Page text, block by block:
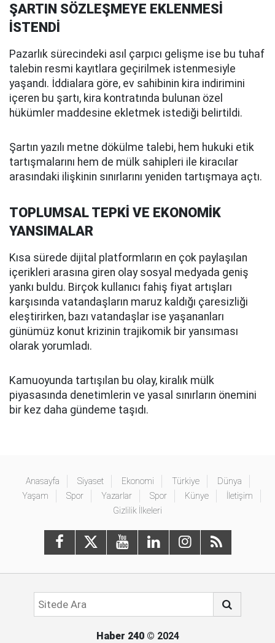
ŞARTIN SÖZLEŞMEYE EKLENMESİ
İSTENDİ
Pazarlık sürecindeki asıl çarpıcı gelişme ise bu tuhaf
talebin resmi kayıtlara geçirilmek istenmesiyle
yaşandı. İddialara göre, ev sahibinin kira indirimini
içeren bu şartı, kira kontratında bulunan özel
hükümler maddesine ekletmek istediği belirtildi.
Şartın yazılı metne dökülme talebi, hem hukuki etik
tartışmalarını hem de mülk sahipleri ile kiracılar
arasındaki ilişkinin sınırlarını yeniden tartışmaya açtı.
TOPLUMSAL TEPKİ VE EKONOMİK
YANSIMALAR
Kısa sürede dijital platformların en çok paylaşılan
içerikleri arasına giren olay sosyal medyada geniş
yankı buldu. Birçok kullanıcı fahiş fiyat artışları
karşısında vatandaşların maruz kaldığı çaresizliği
eleştirirken, bazı vatandaşlar ise yaşananları
günümüz konut krizinin trajikomik bir yansıması
olarak yorumladı.
Kamuoyunda tartışılan bu olay, kiralık mülk
piyasasında denetimlerin ve yasal sınırların önemini
bir kez daha gündeme taşıdı.
Anasayfa Siyaset Ekonomi Türkiye
Dünya
Yaşam
Spor Yazarlar Spor Künye
İletişim
Gizlilik İlkeleri
Haber 240© 2024